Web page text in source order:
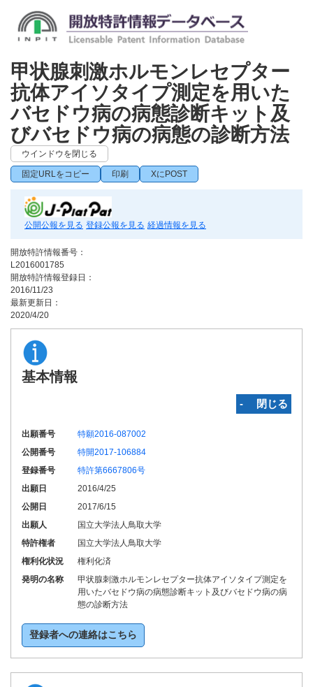
甲状腺刺激ホルモンレセプター
抗体アイソタイプ測定を用いた
バセドウ病の病態診断キット及
びバセドウ病の病態の診断方法
ウインドウを閉じる
固定URLをコピー 印刷 XにPOST
公開公報を見る 登録公報を見る 経過情報を見る
開放特許情報番号：
L2016001785
開放特許情報登録日：
2016/11/23
最新更新日：
2020/4/20
基本情報
‐ 閉じる
出願番号
特願2016-087002
公開番号
特開2017-106884
登録番号
特許第6667806号
出願日
2016/4/25
公開日
2017/6/15
出願人
国立大学法人鳥取大学
特許権者
国立大学法人鳥取大学
権利化状況
権利化済
発明の名称
甲状腺刺激ホルモンレセプター抗体アイソタイプ測定を
用いたバセドウ病の病態診断キット及びバセドウ病の病
態の診断方法
登録者への連絡はこちら